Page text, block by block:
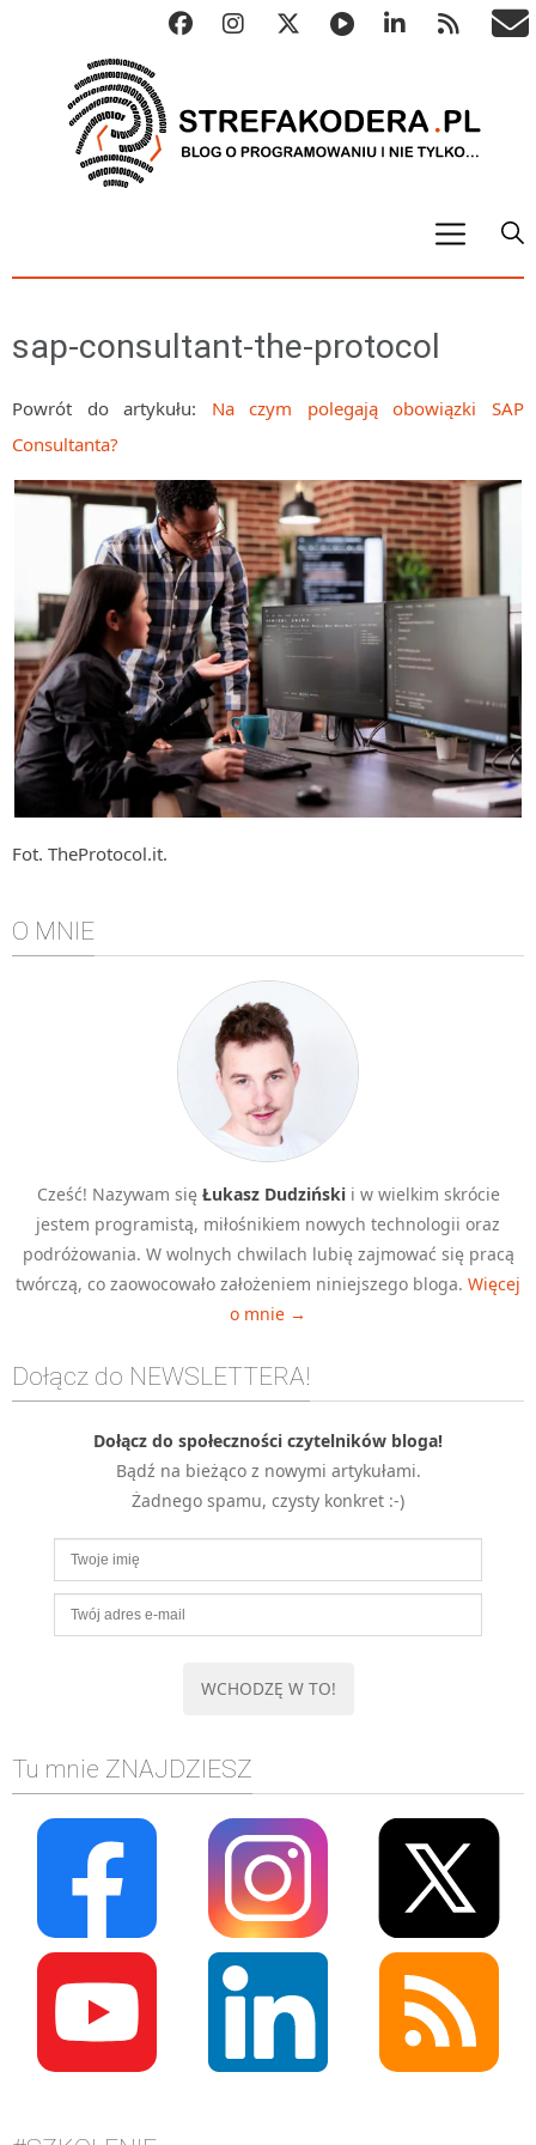
ALGO
Abstrakcyjne struktury danych
Metody numeryczne
Algorytmy szyfrujące
Algorytmy konwersji
Algorytmy wyszukiwania
Inne
DEV
C++
Elementarz Java
Pascal
WEB
.htaccess
Django
PHP
WordPress
MOBILE
Android
KONTROLA WERSJI
Git
BAZY
SQL
MySQL
SIECI
WYDARZENIA
BIZNES
PO GODZINACH
KONTAKT
sap-consultant-the-protocol
Powrót do artykułu: Na czym polegają obowiązki SAP
Consultanta?
Fot. TheProtocol.it.
O MNIE
Cześć! Nazywam się Łukasz Dudzińskii w wielkim skrócie
jestem programistą, miłośnikiem nowych technologii oraz
podróżowania. W wolnych chwilach lubię zajmować się pracą
twórczą, co zaowocowało założeniem niniejszego bloga. Więcej
o mnie →
Dołącz do NEWSLETTERA!
Dołącz do społeczności czytelników bloga!
Bądź na bieżąco z nowymi artykułami.
Żadnego spamu, czysty konkret :-)
Tu mnie ZNAJDZIESZ